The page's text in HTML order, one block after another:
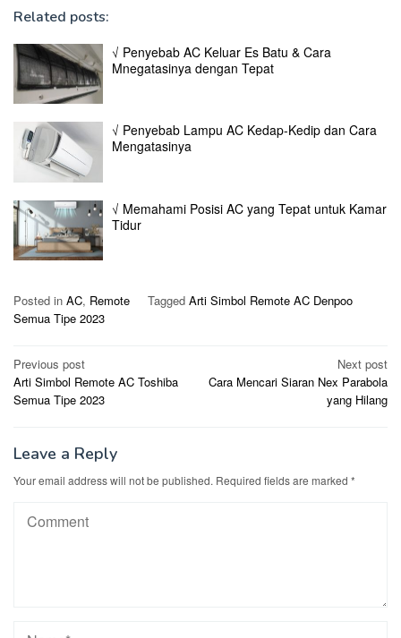
Related posts:
√ Penyebab AC Keluar Es Batu & Cara
Mnegatasinya dengan Tepat
√ Penyebab Lampu AC Kedap-Kedip dan Cara
Mengatasinya
√ Memahami Posisi AC yang Tepat untuk Kamar
Tidur
Posted in AC, Remote Tagged Arti Simbol Remote AC Denpoo
Semua Tipe 2023
Post
navigation
Previous post
Arti Simbol Remote AC Toshiba
Semua Tipe 2023
Next post
Cara Mencari Siaran Nex Parabola
yang Hilang
Leave a Reply
Your email address will not be published. Required fields are marked *